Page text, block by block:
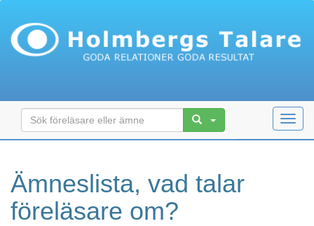
Ämneslista, vad talar
föreläsare om?